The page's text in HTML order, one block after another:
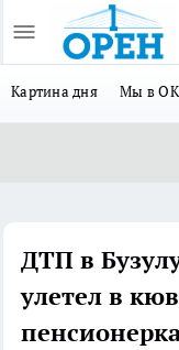
Картина дня Мы в ОК
ДТП в
улетел в